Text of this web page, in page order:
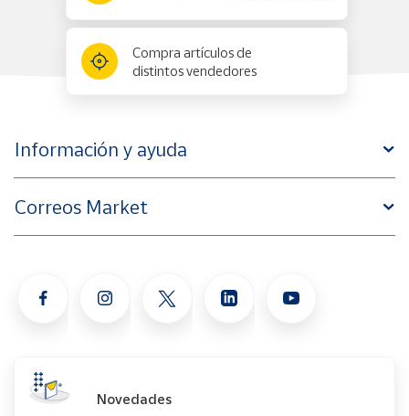
Compra artículos de
distintos vendedores
Información y ayuda
Correos Market
Novedades